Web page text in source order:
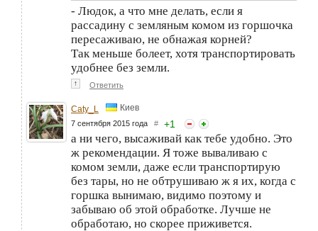
- Людок, а что мне делать, если я
рассадину с земляным комом из горшочка
пересаживаю, не обнажая корней?
Так меньше болеет, хотя транспортировать
удобнее без земли.
↑ Ответить
Caty_L Киев
7 сентября 2015 года # +1
а ни чего, высаживай как тебе удобно. Это
ж рекомендации. Я тоже вываливаю с
комом земли, даже если транспортирую
без тары, но не обтрушиваю ж я их, когда с
горшка вынимаю, видимо поэтому и
забываю об этой обработке. Лучше не
обработаю, но скорее приживется.